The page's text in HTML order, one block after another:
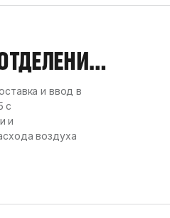
и ввод в
с
и
воздуха